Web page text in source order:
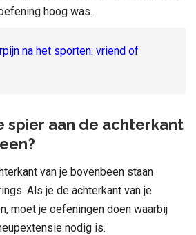
hoog was.
na het sporten: vriend of
spier aan de achterkant
van je bovenbeen staan
Als je de achterkant van je
moet je oefeningen doen waarbij
nodig is.